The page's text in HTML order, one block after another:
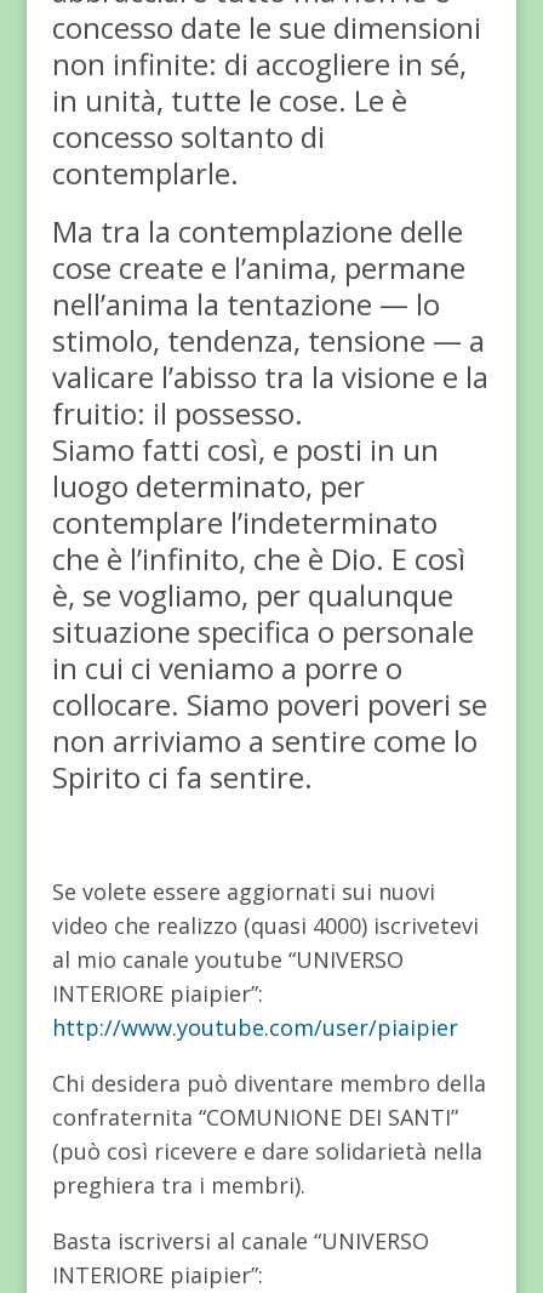
concesso date le sue dimensioni
non infinite: di accogliere in sé,
in unità, tutte le cose. Le è
concesso soltanto di
contemplarle.
Ma tra la contemplazione delle
cose create e l’anima, permane
nell’anima la tentazione — lo
stimolo, tendenza, tensione — a
valicare l’abisso tra la visione e la
fruitio: il possesso.
Siamo fatti così, e posti in un
luogo determinato, per
contemplare l’indeterminato
che è l’infinito, che è Dio. E così
è, se vogliamo, per qualunque
situazione specifica o personale
in cui ci veniamo a porre o
collocare. Siamo poveri poveri se
non arriviamo a sentire come lo
Spirito ci fa sentire.
Se volete essere aggiornati sui nuovi
video che realizzo (quasi 4000) iscrivetevi
al mio canale youtube “UNIVERSO
INTERIORE piaipier”:
http://www.youtube.com/user/piaipier
Chi desidera può diventare membro della
confraternita “COMUNIONE DEI SANTI”
(può così ricevere e dare solidarietà nella
preghiera tra i membri).
Basta iscriversi al canale “UNIVERSO
INTERIORE piaipier”: